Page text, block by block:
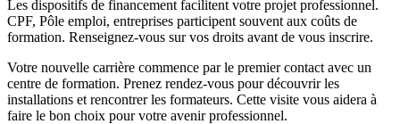
Les dispositifs de financement facilitent votre projet professionnel.
CPF, Pôle emploi, entreprises participent souvent aux coûts de
formation. Renseignez-vous sur vos droits avant de vous inscrire.
Votre nouvelle carrière commence par le premier contact avec un
centre de formation. Prenez rendez-vous pour découvrir les
installations et rencontrer les formateurs. Cette visite vous aidera à
faire le bon choix pour votre avenir professionnel.